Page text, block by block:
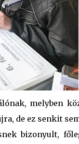
melyben
de ez senkit
bizonyult,